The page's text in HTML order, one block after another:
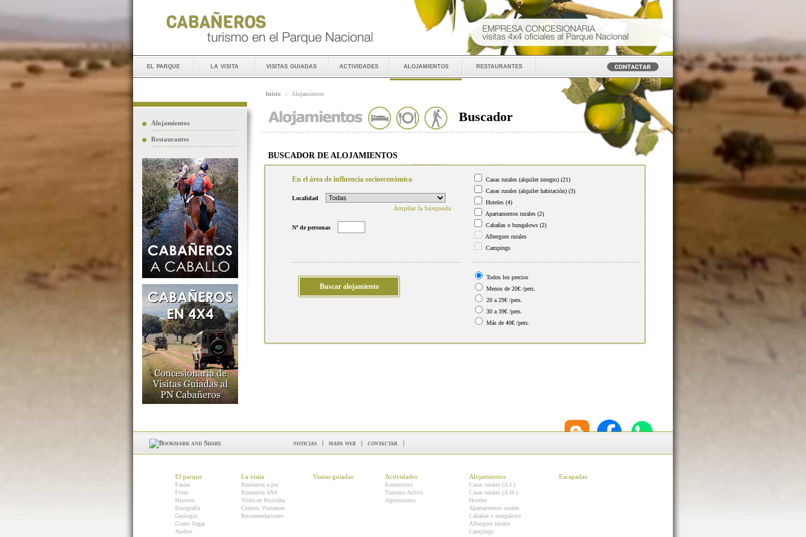
el parque la visita visitas guiadas actividades alojamientos restaurantes
Alojamientos
Restaurantes
Inicio :: Alojamientos
Buscador
BUSCADOR DE ALOJAMIENTOS
En el área de influencia socioeconómica
Localidad
Ampliar la búsqueda
Nº de personas
Casas rurales (alquiler integro) (21)
Casas rurales (alquiler habitación) (3)
Hoteles (4)
Apartamentos rurales (2)
Cabañas o bungalows (2)
Albergues rurales
Campings
Todos los precios
Menos de 20€ /pers.
20 a 29€ /pers.
30 a 39€ /pers.
Más de 40€ /pers.
noticias | mapa web | contactar |
El parque
Fauna
Flora
Historia
Etnografía
Geología
Como llegar
Audios
La visita
Itinerarios a pie
Itinerarios 4X4
Visita en Bicicleta
Centros Visitantes
Recomendaciones
Visitas guiadas Actividades
Ecoturismo
Turismo Activo
Agroturismo
Alojamientos
Casas rurales (A.I.)
Casas rurales (A.H.)
Hoteles
Apartamentos rurales
Cabañas o bungalows
Albergues rurales
Campings
Escapadas